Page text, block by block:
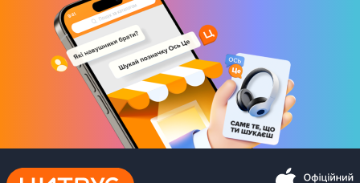
Графічний процесор
Intel UHD Graphics 630
Розмір відеопам'яті
Виділено з ОП
Операційна система
Операційна система